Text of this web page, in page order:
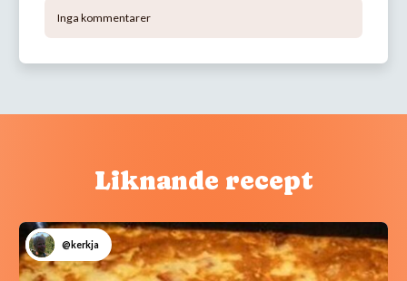
Inga kommentarer
Liknande recept
@kerkja